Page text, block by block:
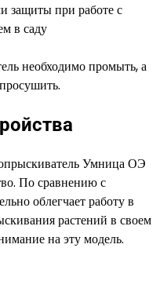
защиты при работе с
в саду
необходимо промыть, а
Умница ОЭ
По сравнению с
облегчает работу в
растений в своем
на эту модель.